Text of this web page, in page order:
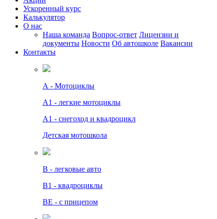
Ускоренный курс
Калькулятор
О нас
Наша команда Вопрос-ответ Лицензии и
документы Новости Об автошколе Вакансии
Контакты
А - Мотоциклы
A1 - легкие мотоциклы
A1 - снегоход и квадроцикл
Детская мотошкола
B - легковые авто
В1 - квадроциклы
BE - с прицепом